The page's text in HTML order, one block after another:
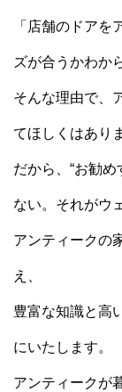
「店舗のドアを
ズが合うかわか
そんな理由で、
てほしくはあり
だから、“お勧め
ない。それがウ
アンティークの
え、
豊富な知識と高
にいたします。
アンティークが